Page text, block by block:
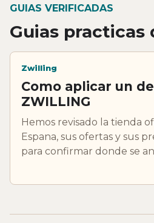
GUIAS VERIFICADAS
Guias practicas
Zwilling
Como aplicar un
ZWILLING
Hemos revisado la tienda
Espana, sus ofertas y sus
para confirmar donde se